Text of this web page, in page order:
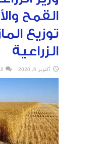
القمح
توزيع
الزراعية
أكتوبر 6, 2020